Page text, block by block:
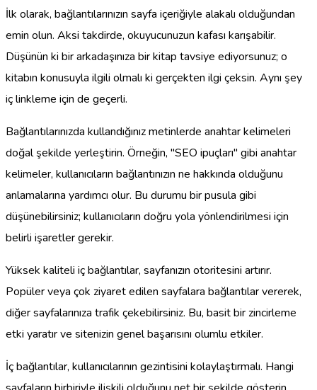
İlk olarak, bağlantılarınızın sayfa içeriğiyle alakalı olduğundan
emin olun. Aksi takdirde, okuyucunuzun kafası karışabilir.
Düşünün ki bir arkadaşınıza bir kitap tavsiye ediyorsunuz; o
kitabın konusuyla ilgili olmalı ki gerçekten ilgi çeksin. Aynı şey
iç linkleme için de geçerli.
Bağlantılarınızda kullandığınız metinlerde anahtar kelimeleri
doğal şekilde yerleştirin. Örneğin, "SEO ipuçları" gibi anahtar
kelimeler, kullanıcıların bağlantınızın ne hakkında olduğunu
anlamalarına yardımcı olur. Bu durumu bir pusula gibi
düşünebilirsiniz; kullanıcıların doğru yola yönlendirilmesi için
belirli işaretler gerekir.
Yüksek kaliteli iç bağlantılar, sayfanızın otoritesini artırır.
Popüler veya çok ziyaret edilen sayfalara bağlantılar vererek,
diğer sayfalarınıza trafik çekebilirsiniz. Bu, basit bir zincirleme
etki yaratır ve sitenizin genel başarısını olumlu etkiler.
İç bağlantılar, kullanıcılarının gezintisini kolaylaştırmalı. Hangi